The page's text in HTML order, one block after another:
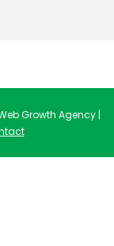
Growth Agency |